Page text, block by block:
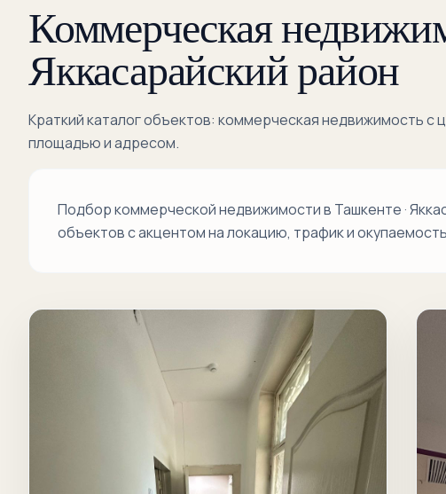
Коммерческая
Яккасарайский район
Краткий каталог объектов: коммерческая недвижимость с
площадью и адресом.
Подбор коммерческой недвижимости в Ташкенте ·
объектов с акцентом на локацию, трафик и